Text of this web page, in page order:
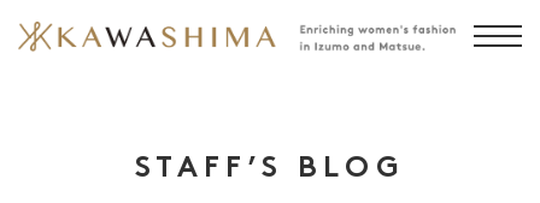
STAFF’S BLOG